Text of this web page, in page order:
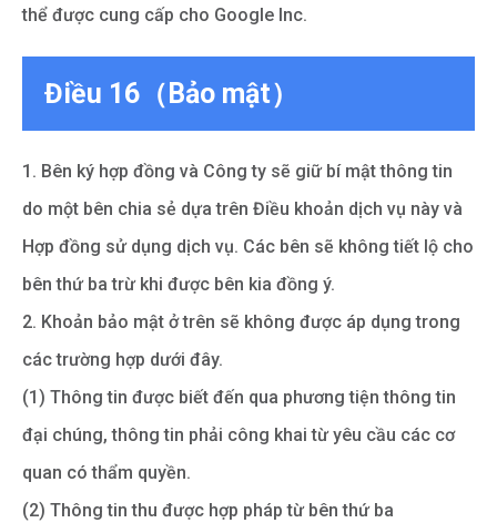
thể được cung cấp cho Google Inc.
Điều 16（Bảo mật）
1. Bên ký hợp đồng và Công ty sẽ giữ bí mật thông tin
do một bên chia sẻ dựa trên Điều khoản dịch vụ này và
Hợp đồng sử dụng dịch vụ. Các bên sẽ không tiết lộ cho
bên thứ ba trừ khi được bên kia đồng ý.
2. Khoản bảo mật ở trên sẽ không được áp dụng trong
các trường hợp dưới đây.
(1) Thông tin được biết đến qua phương tiện thông tin
đại chúng, thông tin phải công khai từ yêu cầu các cơ
quan có thẩm quyền.
(2) Thông tin thu được hợp pháp từ bên thứ ba